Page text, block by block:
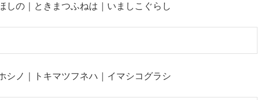
しの｜ときまつふねは｜いましこぐらし
シノ｜トキマツフネハ｜イマシコグラシ